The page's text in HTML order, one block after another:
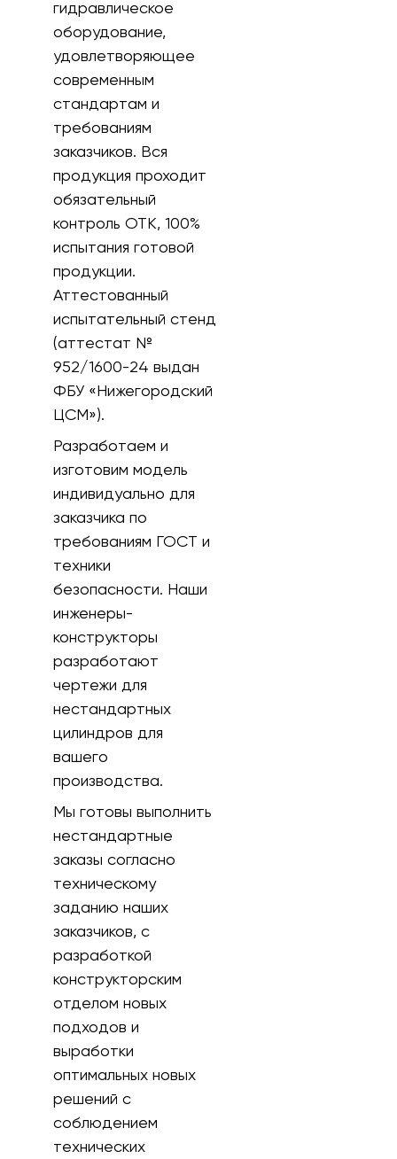
гидравлическое
оборудование,
удовлетворяющее
современным
стандартам и
требованиям
заказчиков. Вся
продукция проходит
обязательный
контроль ОТК, 100%
испытания готовой
продукции.
Аттестованный
испытательный стенд
(аттестат №
952/1600-24 выдан
ФБУ «Нижегородский
ЦСМ»).
Разработаем и
изготовим модель
индивидуально для
заказчика по
требованиям ГОСТ и
техники
безопасности. Наши
инженеры-
конструкторы
разработают
чертежи для
нестандартных
цилиндров для
вашего
производства.
Мы готовы выполнить
нестандартные
заказы согласно
техническому
заданию наших
заказчиков, с
разработкой
конструкторским
отделом новых
подходов и
выработки
оптимальных новых
решений с
соблюдением
технических